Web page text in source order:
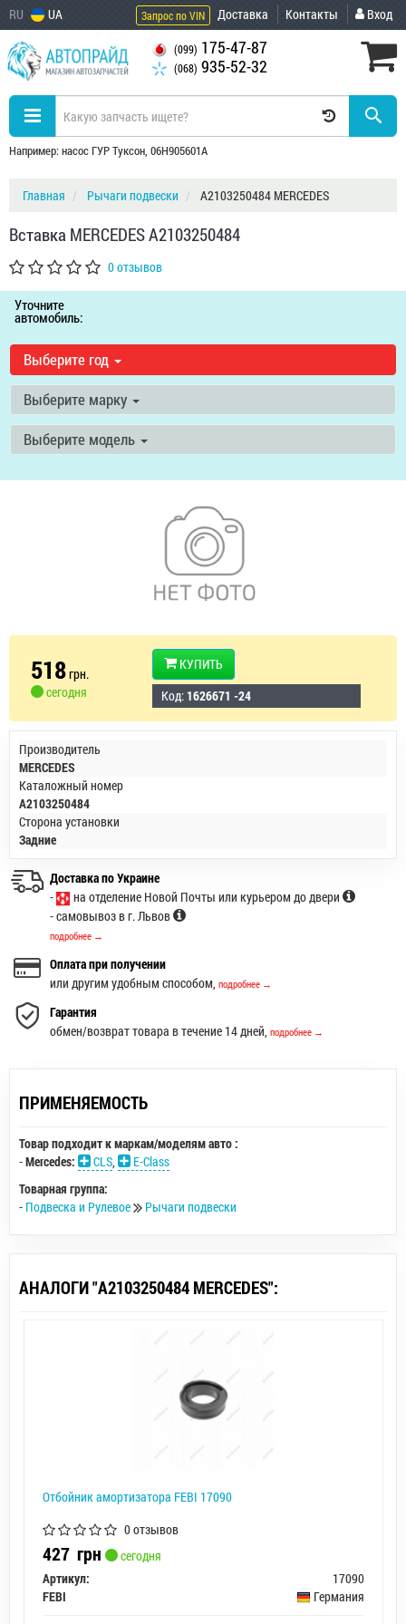
RU UA Запрос по VIN Доставка Контакты Вход
(099) 175-47-87
(068) 935-52-32
Например: насос ГУР Туксон, 06H905601A
Главная Рычаги подвески A2103250484 MERCEDES
Вставка MERCEDES A2103250484
0 отзывов
Уточните
автомобиль:
Выберите год
Выберите марку
Выберите модель
518грн.
сегодня
КУПИТЬ
Код: 1626671 -24
Производитель
MERCEDES
Каталожный номер
A2103250484
Сторона установки
Задние
Доставка по Украине
-
на отделение Новой Почты или курьером до двери
- самовывоз в г. Львов
подробнее →
Оплата при получении
или другим удобным способом, подробнее →
Гарантия
обмен/возврат товара в течение 14 дней, подробнее →
ПРИМЕНЯЕМОСТЬ
Товар подходит к маркам/моделям авто :
-Mercedes: CLS,
E-Class
Товарная группа:
- Подвеска и Рулевое Рычаги подвески
АНАЛОГИ "A2103250484 MERCEDES":
Отбойник амортизатора FEBI 17090
0 отзывов
427 грн
сегодня
Артикул:
17090
FEBI
Германия